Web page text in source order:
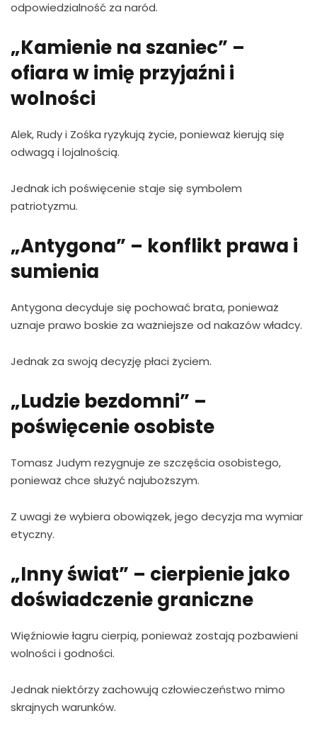
odpowiedzialność za naród.
„Kamienie na szaniec” –
ofiara w imię przyjaźni i
wolności
Alek, Rudy i Zośka ryzykują życie, ponieważ kierują się
odwagą i lojalnością.
Jednak ich poświęcenie staje się symbolem
patriotyzmu.
„Antygona” – konflikt prawa i
sumienia
Antygona decyduje się pochować brata, ponieważ
uznaje prawo boskie za ważniejsze od nakazów władcy.
Jednak za swoją decyzję płaci życiem.
„Ludzie bezdomni” –
poświęcenie osobiste
Tomasz Judym rezygnuje ze szczęścia osobistego,
ponieważ chce służyć najuboższym.
Z uwagi że wybiera obowiązek, jego decyzja ma wymiar
etyczny.
„Inny świat” – cierpienie jako
doświadczenie graniczne
Więźniowie łagru cierpią, ponieważ zostają pozbawieni
wolności i godności.
Jednak niektórzy zachowują człowieczeństwo mimo
skrajnych warunków.